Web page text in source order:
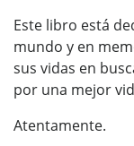
Este libro está
mundo y en
sus vidas en
por una mejor
Atentamente.